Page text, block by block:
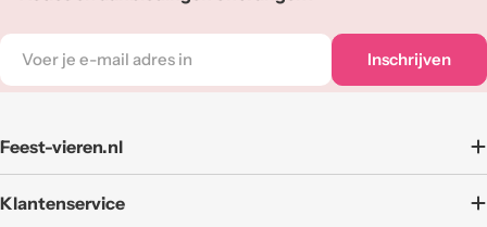
E-
mail
Inschrijven
Feest-vieren.nl
Klantenservice